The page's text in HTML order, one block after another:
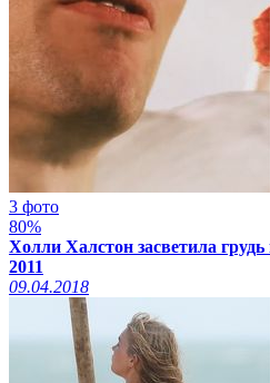
3 фото
80%
Холли Халстон засветила
2011
09.04.2018